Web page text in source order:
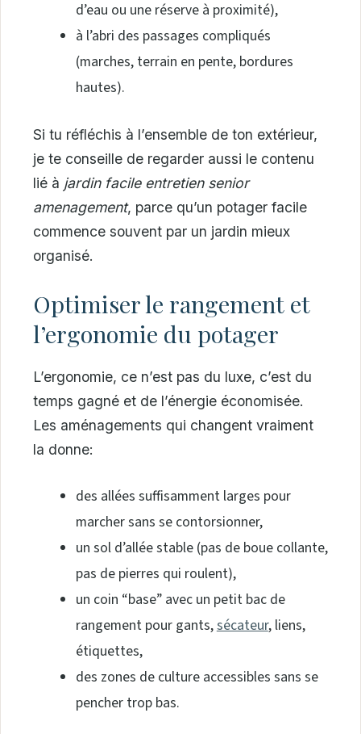
d’eau ou une réserve à proximité),
à l’abri des passages compliqués
(marches, terrain en pente, bordures
hautes).
Si tu réfléchis à l’ensemble de ton extérieur,
je te conseille de regarder aussi le contenu
lié à jardin facile entretien senior
amenagement, parce qu’un potager facile
commence souvent par un jardin mieux
organisé.
Optimiser le rangement et
l’ergonomie du potager
L’ergonomie, ce n’est pas du luxe, c’est du
temps gagné et de l’énergie économisée.
Les aménagements qui changent vraiment
la donne:
des allées suffisamment larges pour
marcher sans se contorsionner,
un sol d’allée stable (pas de boue collante,
pas de pierres qui roulent),
un coin “base” avec un petit bac de
rangement pour gants,sécateur, liens,
étiquettes,
des zones de culture accessibles sans se
pencher trop bas.